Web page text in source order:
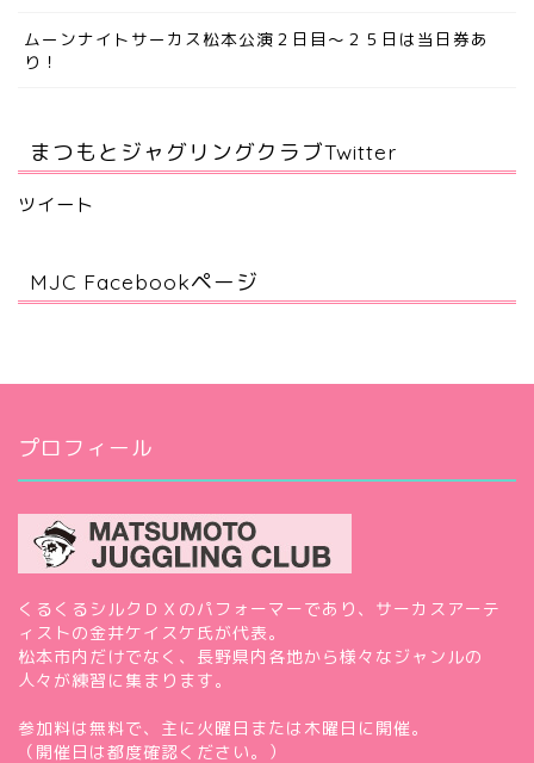
ムーンナイトサーカス松本公演２日目～２５日は当日券あ
り！
まつもとジャグリングクラブTwitter
ツイート
MJC Facebookページ
プロフィール
くるくるシルクＤＸのパフォーマーであり、サーカスアーテ
ィストの金井ケイスケ氏が代表。
松本市内だけでなく、長野県内各地から様々なジャンルの
人々が練習に集まります。
参加料は無料で、主に火曜日または木曜日に開催。
（開催日は都度確認ください。）